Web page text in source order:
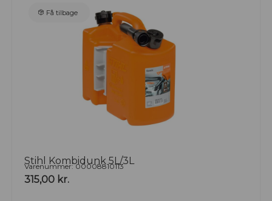
Få tilbage
Stihl Kombidunk 5L/3L
Varenummer: 00008810113
315,00 kr.